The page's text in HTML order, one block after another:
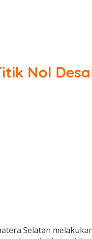
Nol
Selatan